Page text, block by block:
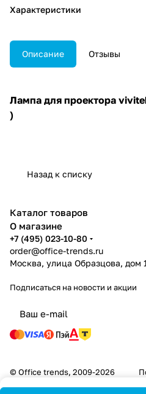
Характеристики
Описание Отзывы
Лампа для проектора
)
Назад к списку
Каталог товаров
О магазине
+7 (495) 023-10-80
order@office-trends.ru
Москва, улица Образцова, дом
Подписаться на новости и акции
© Office trends, 2009-2026